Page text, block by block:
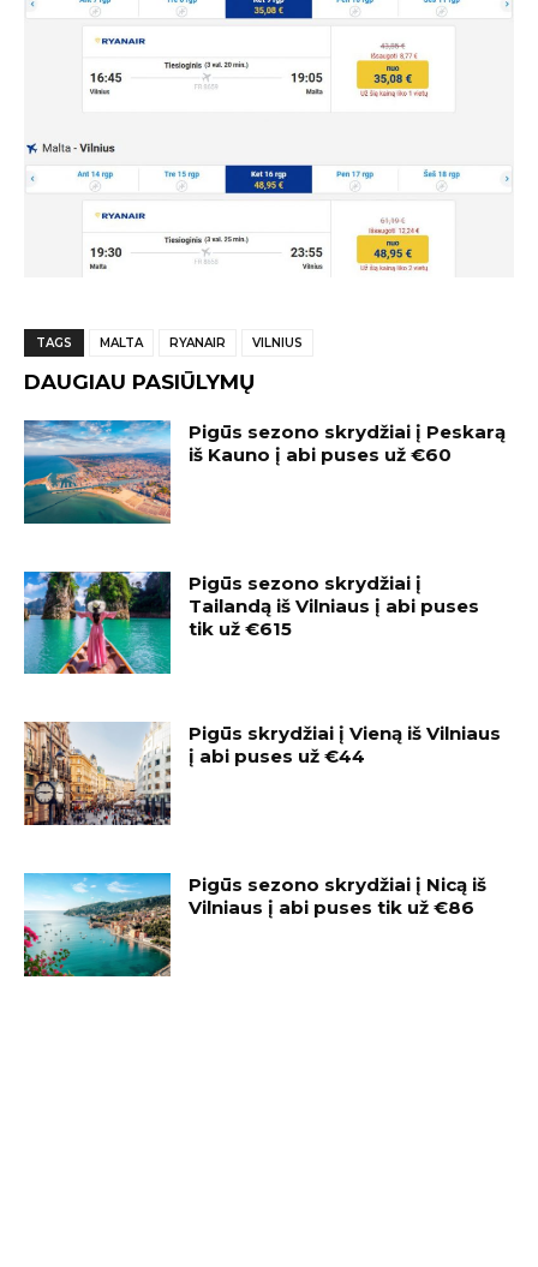
TAGS MALTA RYANAIR VILNIUS
DAUGIAU PASIŪLYMŲ
Pigūs sezono skrydžiai į Peskarą
iš Kauno į abi puses už €60
Pigūs sezono skrydžiai į
Tailandą iš Vilniaus į abi puses
tik už €615
Pigūs skrydžiai į Vieną iš Vilniaus
į abi puses už €44
Pigūs sezono skrydžiai į Nicą iš
Vilniaus į abi puses tik už €86